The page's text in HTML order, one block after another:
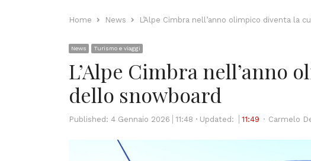
Home News L’Alpe Cimbra nell’anno olimpico diventa la
News Turismo e viaggi
L’Alpe Cimbra nell’anno
dello snowboard
Published: 4 Gennaio 2026 11:48 Updated: 11:49 Author
Carmelo